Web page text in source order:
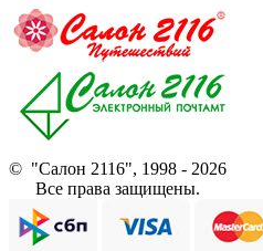
© "Салон 2116", 1998 - 2026
Все права защищены.